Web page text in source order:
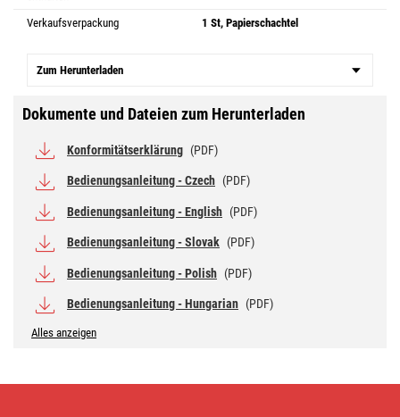
Verkaufsverpackung 1 St, Papierschachtel
Zum Herunterladen
Dokumente und Dateien zum Herunterladen
Konformitätserklärung (PDF)
Bedienungsanleitung - Czech (PDF)
Bedienungsanleitung - English (PDF)
Bedienungsanleitung - Slovak (PDF)
Bedienungsanleitung - Polish (PDF)
Bedienungsanleitung - Hungarian (PDF)
Alles anzeigen